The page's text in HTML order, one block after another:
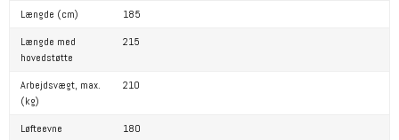
Længde (cm)
185
Længde med
hovedstøtte
215
Arbejdsvægt, max.
(kg)
210
Løfteevne
180